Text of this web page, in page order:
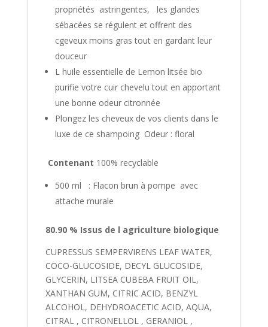
propriétés astringentes, les glandes
sébacées se régulent et offrent des
cgeveux moins gras tout en gardant leur
douceur
L huile essentielle de Lemon litsée bio
purifie votre cuir chevelu tout en apportant
une bonne odeur citronnée
Plongez les cheveux de vos clients dans le
luxe de ce shampoing Odeur : floral
Contenant 100% recyclable
500 ml : Flacon brun à pompe avec
attache murale
80.90 % Issus de l agriculture biologique
CUPRESSUS SEMPERVIRENS LEAF WATER,
COCO-GLUCOSIDE, DECYL GLUCOSIDE,
GLYCERIN, LITSEA CUBEBA FRUIT OIL,
XANTHAN GUM, CITRIC ACID, BENZYL
ALCOHOL, DEHYDROACETIC ACID, AQUA,
CITRAL , CITRONELLOL , GERANIOL ,